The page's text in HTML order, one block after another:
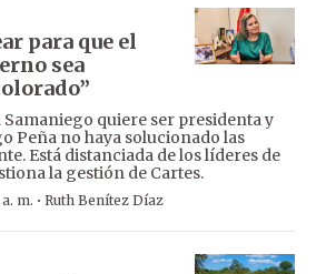
para que el
sea
quiere ser presidenta y
Peña no haya solucionado las
Está distanciada de los líderes de
la gestión de Cartes.
m. · Ruth Benítez Díaz